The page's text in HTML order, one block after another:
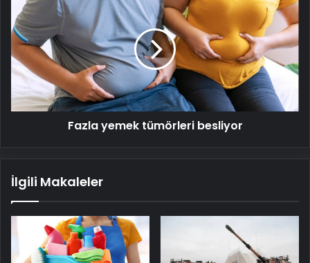
yemek
tümörleri
besliyor
Fazla yemek tümörleri besliyor
İlgili Makaleler